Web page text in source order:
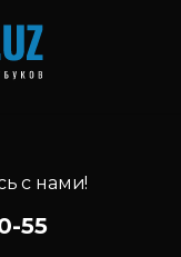
с нами!
55